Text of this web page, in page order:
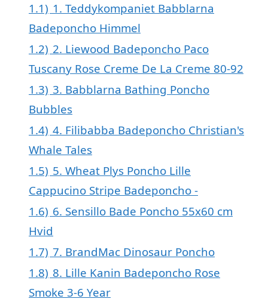
1.1) 1. Teddykompaniet Babblarna
Badeponcho Himmel
1.2) 2. Liewood Badeponcho Paco
Tuscany Rose Creme De La Creme 80-92
1.3) 3. Babblarna Bathing Poncho
Bubbles
1.4) 4. Filibabba Badeponcho Christian's
Whale Tales
1.5) 5. Wheat Plys Poncho Lille
Cappucino Stripe Badeponcho -
1.6) 6. Sensillo Bade Poncho 55x60 cm
Hvid
1.7) 7. BrandMac Dinosaur Poncho
1.8) 8. Lille Kanin Badeponcho Rose
Smoke 3-6 Year